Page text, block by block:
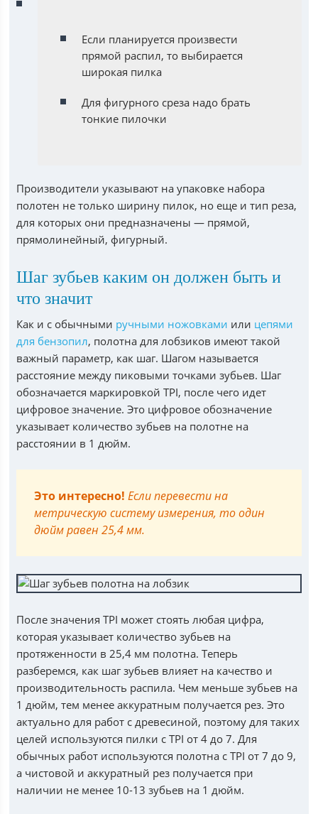
Если планируется произвести
прямой распил, то выбирается
широкая пилка
Для фигурного среза надо брать
тонкие пилочки
Производители указывают на упаковке набора
полотен не только ширину пилок, но еще и тип реза,
для которых они предназначены — прямой,
прямолинейный, фигурный.
Шаг зубьев каким он должен быть и
что значит
Как и с обычными ручными ножовками или цепями
для бензопил, полотна для лобзиков имеют такой
важный параметр, как шаг. Шагом называется
расстояние между пиковыми точками зубьев. Шаг
обозначается маркировкой TPI, после чего идет
цифровое значение. Это цифровое обозначение
указывает количество зубьев на полотне на
расстоянии в 1 дюйм.
Это интересно!Если перевести на
метрическую систему измерения, то один
дюйм равен 25,4 мм.
После значения TPI может стоять любая цифра,
которая указывает количество зубьев на
протяженности в 25,4 мм полотна. Теперь
разберемся, как шаг зубьев влияет на качество и
производительность распила. Чем меньше зубьев на
1 дюйм, тем менее аккуратным получается рез. Это
актуально для работ с древесиной, поэтому для таких
целей используются пилки с TPI от 4 до 7. Для
обычных работ используются полотна с TPI от 7 до 9,
а чистовой и аккуратный рез получается при
наличии не менее 10-13 зубьев на 1 дюйм.